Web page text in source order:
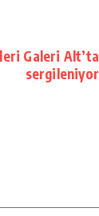
Galeri Alt’ta
sergileniyor